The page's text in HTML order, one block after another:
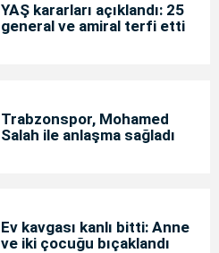
YAŞ kararları açıklandı: 25
general ve amiral terfi etti
Trabzonspor, Mohamed
Salah ile anlaşma sağladı
Ev kavgası kanlı bitti: Anne
ve iki çocuğu bıçaklandı